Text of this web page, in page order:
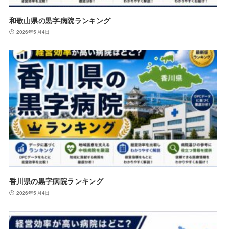
和歌山県の黒字病院ランキング
2026年5月4日
香川県の黒字病院ランキング
2026年5月4日